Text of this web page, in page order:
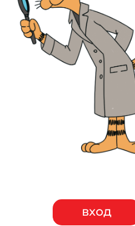
вход